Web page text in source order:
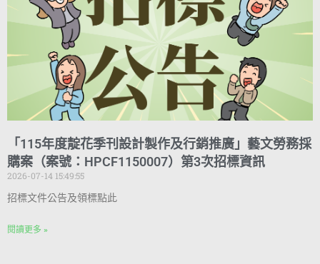
「115年度靛花季刊設計製作及行銷推廣」藝文勞務採
購案（案號：HPCF1150007）第3次招標資訊
2026-07-14 15:49:55
招標文件公告及領標點此
閱讀更多 »